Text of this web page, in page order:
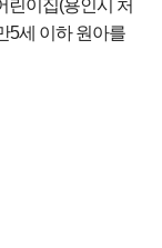
린이집(용인시 처
5세 이하 원아를